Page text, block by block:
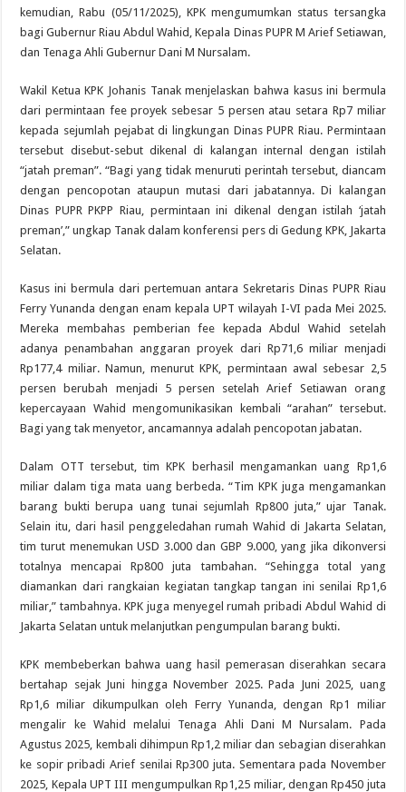
kemudian, Rabu (05/11/2025), KPK mengumumkan status tersangka
bagi Gubernur Riau Abdul Wahid, Kepala Dinas PUPR M Arief Setiawan,
dan Tenaga Ahli Gubernur Dani M Nursalam.
Wakil Ketua KPK Johanis Tanak menjelaskan bahwa kasus ini bermula
dari permintaan fee proyek sebesar 5 persen atau setara Rp7 miliar
kepada sejumlah pejabat di lingkungan Dinas PUPR Riau. Permintaan
tersebut disebut-sebut dikenal di kalangan internal dengan istilah
“jatah preman”. “Bagi yang tidak menuruti perintah tersebut, diancam
dengan pencopotan ataupun mutasi dari jabatannya. Di kalangan
Dinas PUPR PKPP Riau, permintaan ini dikenal dengan istilah ‘jatah
preman’,” ungkap Tanak dalam konferensi pers di Gedung KPK, Jakarta
Selatan.
Kasus ini bermula dari pertemuan antara Sekretaris Dinas PUPR Riau
Ferry Yunanda dengan enam kepala UPT wilayah I-VI pada Mei 2025.
Mereka membahas pemberian fee kepada Abdul Wahid setelah
adanya penambahan anggaran proyek dari Rp71,6 miliar menjadi
Rp177,4 miliar. Namun, menurut KPK, permintaan awal sebesar 2,5
persen berubah menjadi 5 persen setelah Arief Setiawan orang
kepercayaan Wahid mengomunikasikan kembali “arahan” tersebut.
Bagi yang tak menyetor, ancamannya adalah pencopotan jabatan.
Dalam OTT tersebut, tim KPK berhasil mengamankan uang Rp1,6
miliar dalam tiga mata uang berbeda. “Tim KPK juga mengamankan
barang bukti berupa uang tunai sejumlah Rp800 juta,” ujar Tanak.
Selain itu, dari hasil penggeledahan rumah Wahid di Jakarta Selatan,
tim turut menemukan USD 3.000 dan GBP 9.000, yang jika dikonversi
totalnya mencapai Rp800 juta tambahan. “Sehingga total yang
diamankan dari rangkaian kegiatan tangkap tangan ini senilai Rp1,6
miliar,” tambahnya. KPK juga menyegel rumah pribadi Abdul Wahid di
Jakarta Selatan untuk melanjutkan pengumpulan barang bukti.
KPK membeberkan bahwa uang hasil pemerasan diserahkan secara
bertahap sejak Juni hingga November 2025. Pada Juni 2025, uang
Rp1,6 miliar dikumpulkan oleh Ferry Yunanda, dengan Rp1 miliar
mengalir ke Wahid melalui Tenaga Ahli Dani M Nursalam. Pada
Agustus 2025, kembali dihimpun Rp1,2 miliar dan sebagian diserahkan
ke sopir pribadi Arief senilai Rp300 juta. Sementara pada November
2025, Kepala UPT III mengumpulkan Rp1,25 miliar, dengan Rp450 juta